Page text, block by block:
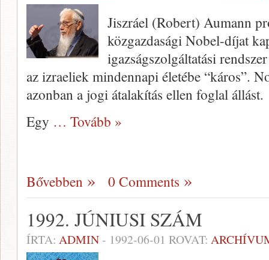
Jiszráel (Robert) Aumann
közgazdasági Nobel-díjat
igazságszolgáltatási
az izraeliek mindennapi életébe “káros”.
azonban a jogi átalakítás ellen foglal állást.
Egy … Tovább »
Bővebben 0 Comments
1992. JÚNIUSI SZÁM
ÍRTA: ADMIN- 1992-06-01 ROVAT: